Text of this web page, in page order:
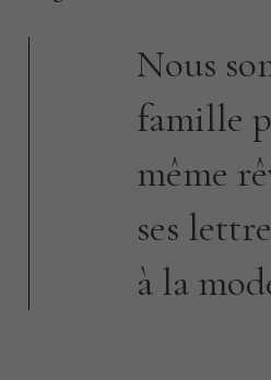
Nous
famille
même
ses
à la